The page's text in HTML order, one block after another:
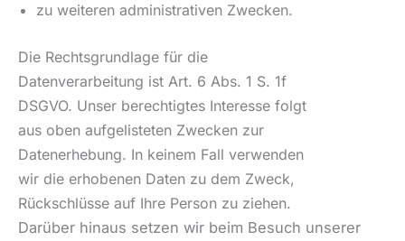
zu weiteren administrativen Zwecken.
Die Rechtsgrundlage für die
Datenverarbeitung ist Art. 6 Abs. 1 S. 1f
DSGVO. Unser berechtigtes Interesse folgt
aus oben aufgelisteten Zwecken zur
Datenerhebung. In keinem Fall verwenden
wir die erhobenen Daten zu dem Zweck,
Rückschlüsse auf Ihre Person zu ziehen.
Darüber hinaus setzen wir beim Besuch unserer